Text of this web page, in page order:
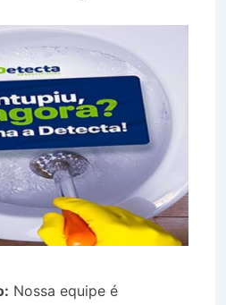
Nossa equipe é